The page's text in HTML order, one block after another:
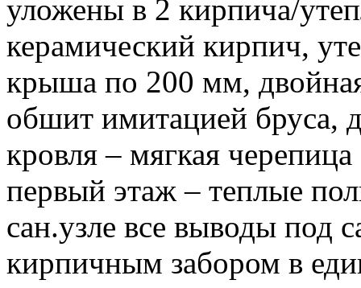
уложены в 2 кирпича/
керамический кирпич,
крыша по 200 мм,
обшит имитацией бруса,
кровля – мягкая
первый этаж – теплые
сан.узле все выводы под
кирпичным забором в